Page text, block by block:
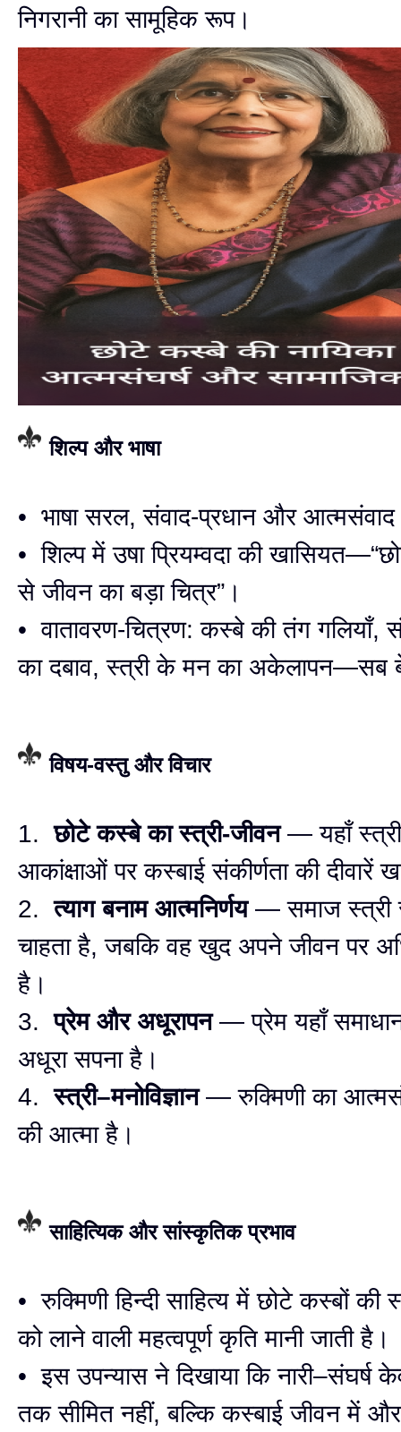
निगरानी का सामूहिक रूप।
शिल्प और भाषा
• भाषा सरल, संवाद-प्रधान और
• शिल्प में उषा प्रियम्वदा की
से जीवन का बड़ा चित्र”।
• वातावरण-चित्रण: कस्बे की तंग गलियाँ,
का दबाव, स्त्री के मन का अकेलापन—सब
विषय-वस्तु और विचार
1.छोटे कस्बे का स्त्री-जीवन— यहाँ
आकांक्षाओं पर कस्बाई संकीर्णता की दीवारें
2.त्याग बनाम आत्मनिर्णय— समाज स्त्री
चाहता है, जबकि वह खुद अपने जीवन पर
है।
3.प्रेम और अधूरापन— प्रेम यहाँ
अधूरा सपना है।
4.स्त्री–मनोविज्ञान— रुक्मिणी का
की आत्मा है।
साहित्यिक और सांस्कृतिक प्रभाव
• रुक्मिणी हिन्दी साहित्य में छोटे कस्बों की
को लाने वाली महत्वपूर्ण कृति मानी जाती है।
• इस उपन्यास ने दिखाया कि नारी–संघर्ष
तक सीमित नहीं, बल्कि कस्बाई जीवन में